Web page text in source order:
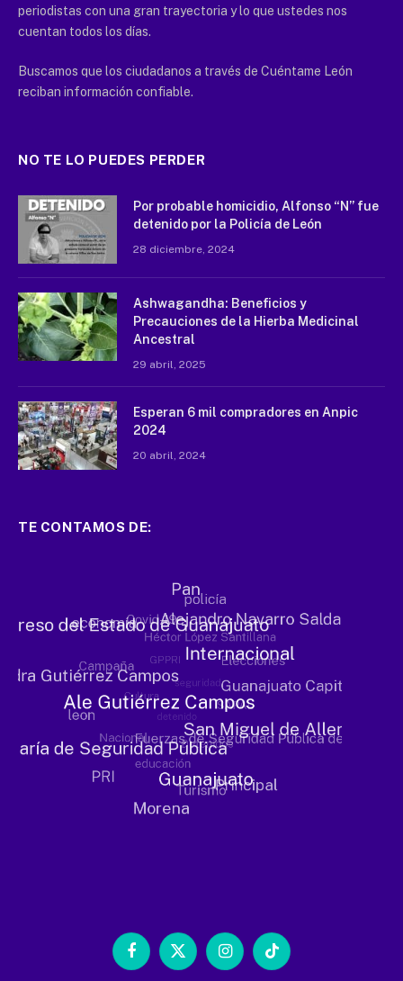
periodistas con una gran trayectoria y lo que ustedes nos
cuentan todos los días.
Buscamos que los ciudadanos a través de Cuéntame León
reciban información confiable.
NO TE LO PUEDES PERDER
Por probable homicidio, Alfonso “N” fue
detenido por la Policía de León
28 diciembre, 2024
Ashwagandha: Beneficios y
Precauciones de la Hierba Medicinal
Ancestral
29 abril, 2025
Esperan 6 mil compradores en Anpic
2024
20 abril, 2024
TE CONTAMOS DE:
Facebook
X
InstagramTikTok